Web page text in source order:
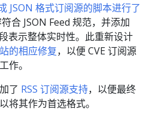
JSON 格式订阅源的脚本进行了
合 JSON Feed 规范，并添加
表示整体实时性。此重新设计
的相应修复，以便 CVE 订阅源
作。
了 RSS 订阅源支持，以便最终
将其作为首选格式。